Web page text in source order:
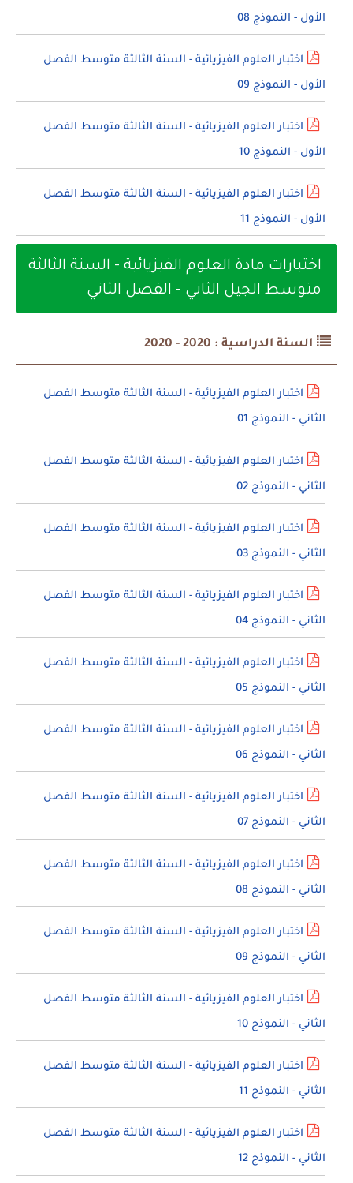
الأول - النموذج 08
اختبار العلوم الفيزيائية - السنة الثالثة متوسط الفصل
الأول - النموذج 09
اختبار العلوم الفيزيائية - السنة الثالثة متوسط الفصل
الأول - النموذج 10
اختبار العلوم الفيزيائية - السنة الثالثة متوسط الفصل
الأول - النموذج 11
اختبارات مادة العلوم الفيزيائية - السنة الثالثة
متوسط الجيل الثاني - الفصل الثاني
السنة الدراسية : 2020 - 2020
اختبار العلوم الفيزيائية - السنة الثالثة متوسط الفصل
الثاني - النموذج 01
اختبار العلوم الفيزيائية - السنة الثالثة متوسط الفصل
الثاني - النموذج 02
اختبار العلوم الفيزيائية - السنة الثالثة متوسط الفصل
الثاني - النموذج 03
اختبار العلوم الفيزيائية - السنة الثالثة متوسط الفصل
الثاني - النموذج 04
اختبار العلوم الفيزيائية - السنة الثالثة متوسط الفصل
الثاني - النموذج 05
اختبار العلوم الفيزيائية - السنة الثالثة متوسط الفصل
الثاني - النموذج 06
اختبار العلوم الفيزيائية - السنة الثالثة متوسط الفصل
الثاني - النموذج 07
اختبار العلوم الفيزيائية - السنة الثالثة متوسط الفصل
الثاني - النموذج 08
اختبار العلوم الفيزيائية - السنة الثالثة متوسط الفصل
الثاني - النموذج 09
اختبار العلوم الفيزيائية - السنة الثالثة متوسط الفصل
الثاني - النموذج 10
اختبار العلوم الفيزيائية - السنة الثالثة متوسط الفصل
الثاني - النموذج 11
اختبار العلوم الفيزيائية - السنة الثالثة متوسط الفصل
الثاني - النموذج 12